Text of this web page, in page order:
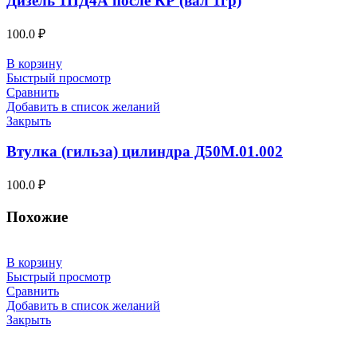
100.0 ₽
В корзину
Быстрый просмотр
Сравнить
Добавить в список желаний
Закрыть
Втулка (гильза) цилиндра Д50М.01.002
100.0 ₽
Похожие
В корзину
Быстрый просмотр
Сравнить
Добавить в список желаний
Закрыть